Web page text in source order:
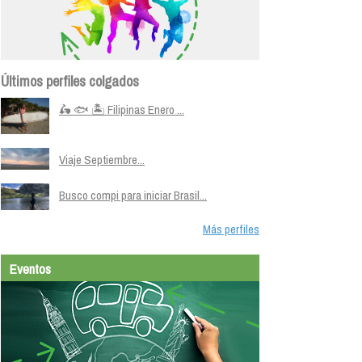
Últimos perfiles colgados
🛵 🐟 🏝️ Filipinas Enero ...
Viaje Septiembre...
Busco compi para iniciar Brasil...
Más perfiles
Eventos